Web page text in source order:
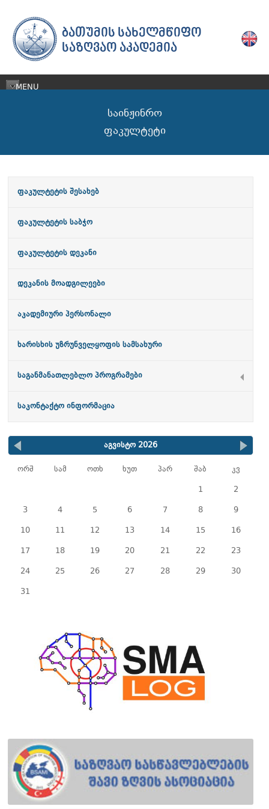
ᲑᲐᲗᲣᲛᲘᲡ ᲡᲐᲮᲔᲚᲛᲬᲘᲤᲝ
ᲡᲐᲖᲦᲕᲐᲝ ᲐᲙᲐᲓᲔᲛᲘᲐ
MENU
საინჟინრო
ფაკულტეტი
ფაკულტეტის შესახებ
ფაკულტეტის საბჭო
ფაკულტეტის დეკანი
დეკანის მოადგილეები
აკადემიური პერსონალი
ხარისხის უზრუნველყოფის სამსახური
საგანმანათლებლო პროგრამები
საკონტაქტო ინფორმაცია
აგვისტო 2026
ორშ სამ ოთხ ხუთ პარ შაბ კვ
1 2
3 4 5 6 7 8 9
10 11 12 13 14 15 16
17 18 19 20 21 22 23
24 25 26 27 28 29 30
31